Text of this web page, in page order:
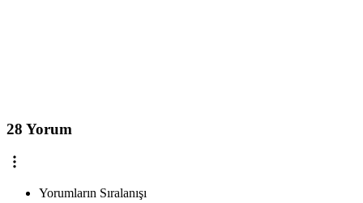
28 Yorum
Yorumların Sıralanışı